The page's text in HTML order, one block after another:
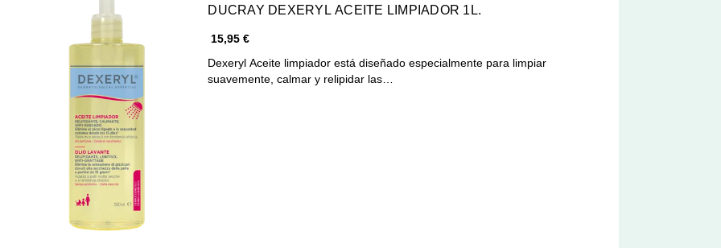
DUCRAY DEXERYL ACEITE LIMPIADOR 1L.
15,95 €
Dexeryl Aceite limpiador está diseñado especialmente para limpiar
suavemente, calmar y relipidar las…